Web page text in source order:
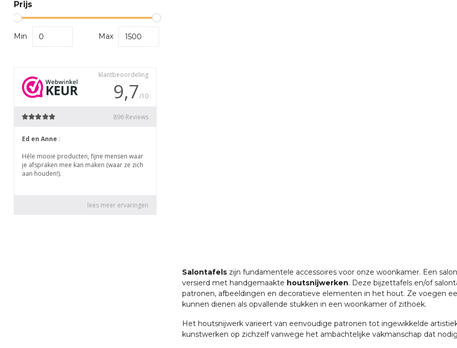
Prijs
Min Max
Salontafels zijn fundamentele accessoires voor onze woonkamer. Een
versierd met handgemaakte houtsnijwerken. Deze bijzettafels en/of
patronen, afbeeldingen en decoratieve elementen in het hout. Ze voegen
kunnen dienen als opvallende stukken in een woonkamer of zithoek.
Het houtsnijwerk varieert van eenvoudige patronen tot ingewikkelde
kunstwerken op zichzelf vanwege het ambachtelijke vakmanschap dat